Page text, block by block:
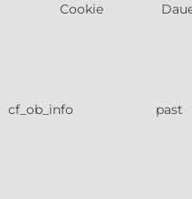
Cookie
cf_ob_info past